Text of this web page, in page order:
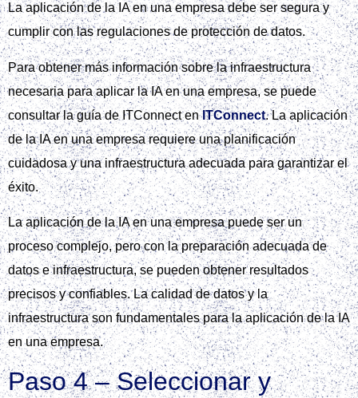
La aplicación de la IA en una empresa debe ser segura y
cumplir con las regulaciones de protección de datos.
Para obtener más información sobre la infraestructura
necesaria para aplicar la IA en una empresa, se puede
consultar la guía de ITConnect enITConnect. La aplicación
de la IA en una empresa requiere una planificación
cuidadosa y una infraestructura adecuada para garantizar el
éxito.
La aplicación de la IA en una empresa puede ser un
proceso complejo, pero con la preparación adecuada de
datos e infraestructura, se pueden obtener resultados
precisos y confiables. La calidad de datos y la
infraestructura son fundamentales para la aplicación de la IA
en una empresa.
Paso 4 – Seleccionar y